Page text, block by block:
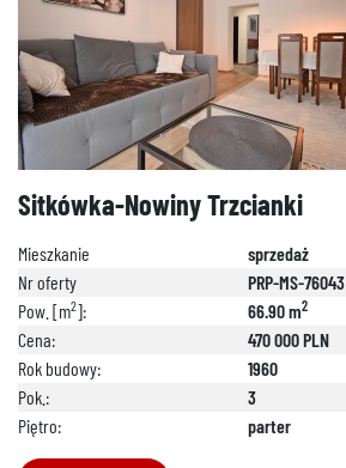
Sitkówka-Nowiny Trzcianki
Mieszkanie
sprzedaż
Nr oferty
PRP-MS-76043
Pow. [m2]: 66.90 m2
Cena:
470 000 PLN
Rok budowy:
1960
Pok.:
3
Piętro:
parter